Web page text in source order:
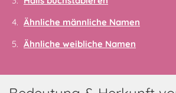
Ähnliche männliche Namen
Ähnliche weibliche Namen